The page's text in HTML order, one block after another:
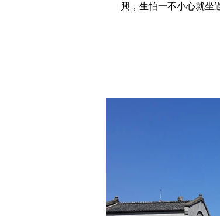
興，生怕一不小心就坐